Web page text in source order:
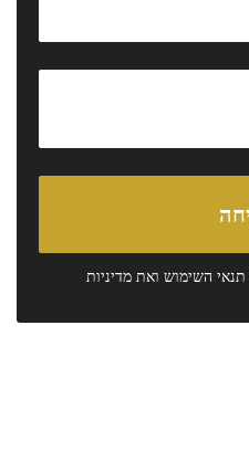
תנאי השימוש ואת מדיניות